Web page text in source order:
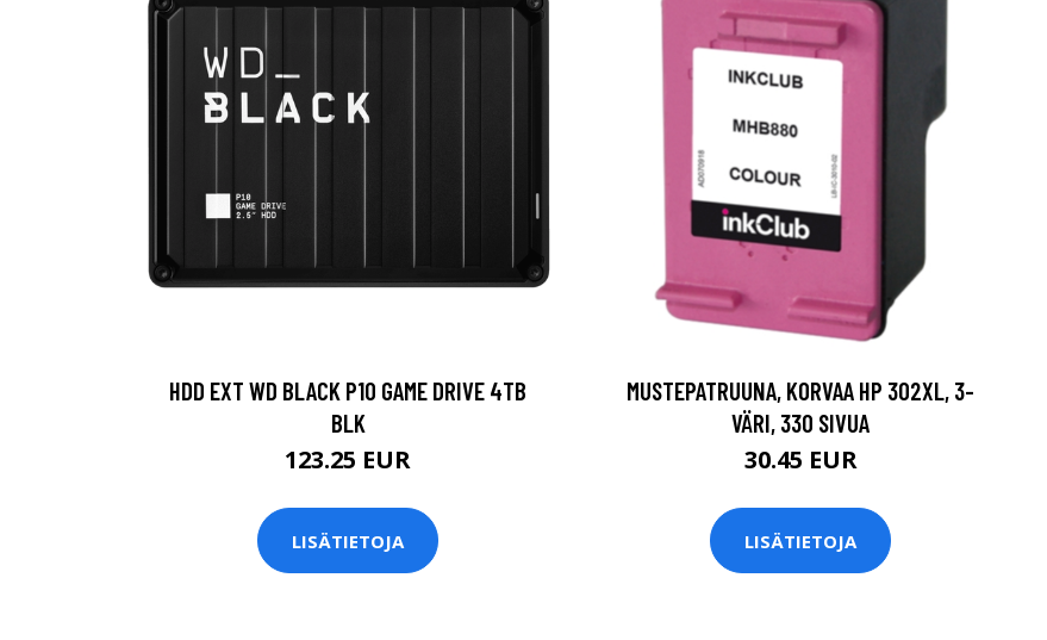
HDD EXT WD BLACK P10 GAME DRIVE 4TB
BLK
123.25 EUR
LISÄTIETOJA
MUSTEPATRUUNA, KORVAA HP 302XL, 3-
VÄRI, 330 SIVUA
30.45 EUR
LISÄTIETOJA